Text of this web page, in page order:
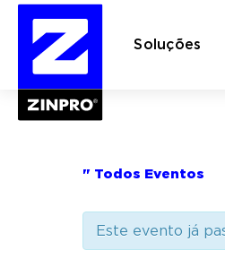
Soluções
" Todos Eventos
Este evento já